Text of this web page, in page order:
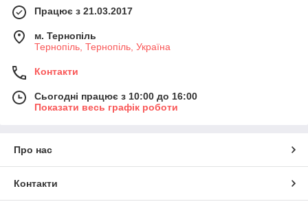
Працює з 21.03.2017
м. Тернопіль
Тернопіль, Тернопіль, Україна
Контакти
Сьогодні працює з 10:00 до 16:00
Показати весь графік роботи
Про нас
Контакти